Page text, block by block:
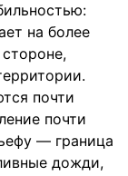
на более
почти
почти
— граница
дожди,